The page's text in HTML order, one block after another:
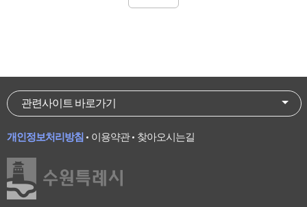
개인정보처리방침 이용약관 찾아오시는길
관련사이트 바로가기